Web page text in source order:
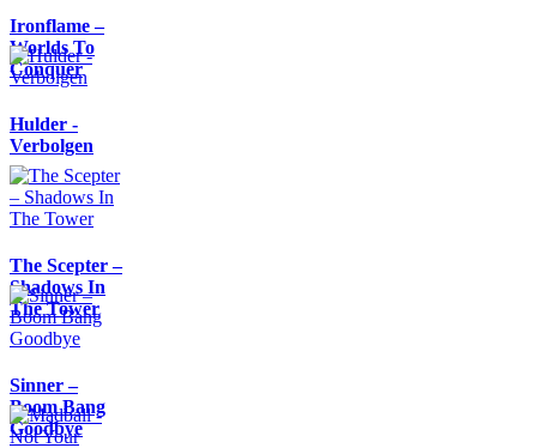
Ironflame –
Worlds To
Conquer
Hulder -
Verbolgen
The Scepter –
Shadows In
The Tower
Sinner –
Boom Bang
Goodbye